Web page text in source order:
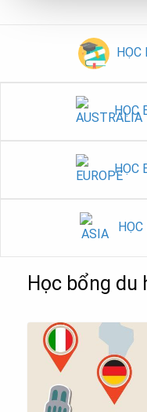
HỌC
HỌC
HỌC
HỌC
Học bổng du